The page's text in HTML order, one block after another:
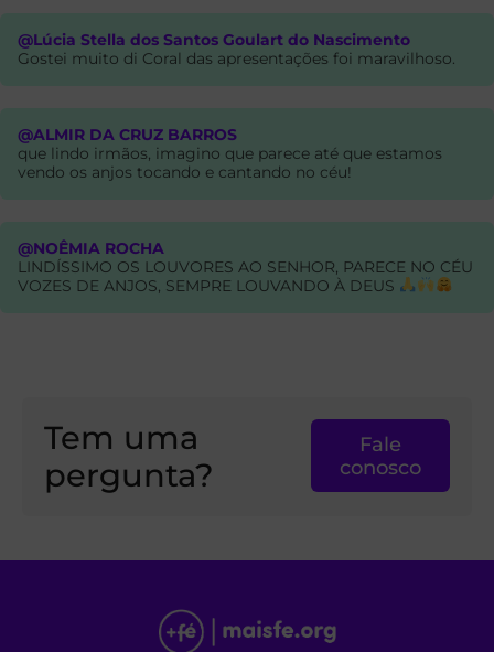
@Lúcia Stella dos Santos Goulart do Nascimento
Gostei muito di Coral das apresentações foi maravilhoso.
@ALMIR DA CRUZ BARROS
que lindo irmãos, imagino que parece até que estamos
vendo os anjos tocando e cantando no céu!
@NOÊMIA ROCHA
LINDÍSSIMO OS LOUVORES AO SENHOR, PARECE NO CÉU
VOZES DE ANJOS, SEMPRE LOUVANDO À DEUS
Tem uma
pergunta?
Fale
conosco